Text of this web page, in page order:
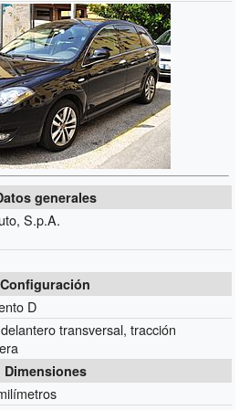
generales
S.p.A.
Configuración
D
transversal, tracción
Dimensiones